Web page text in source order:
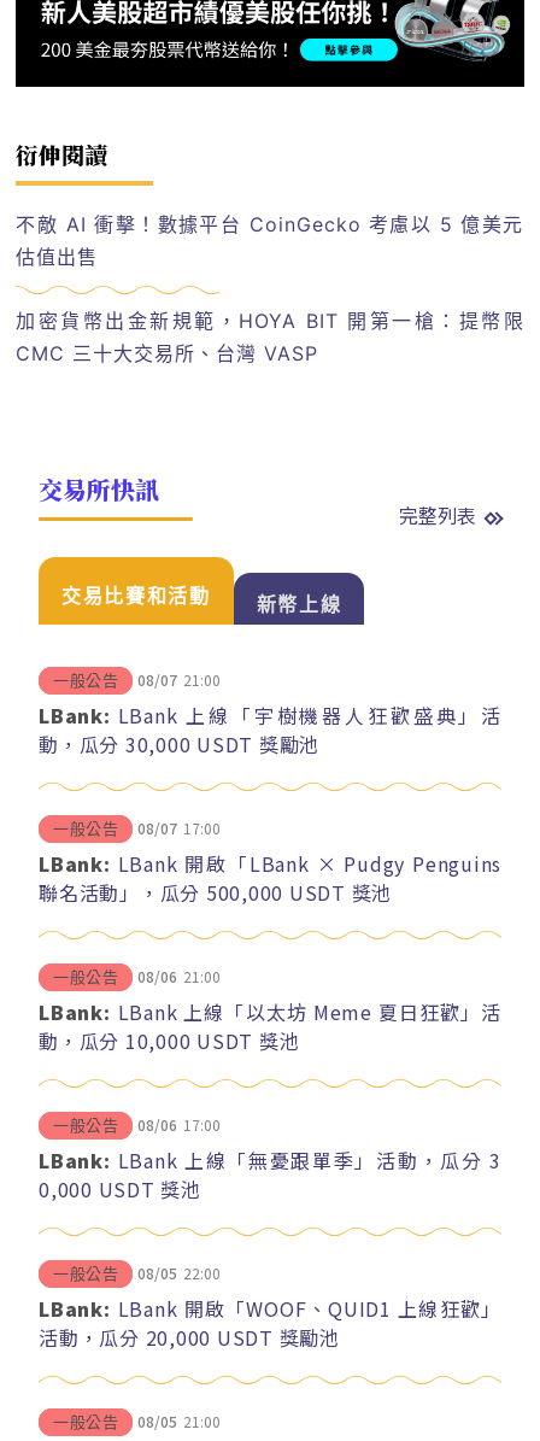
衍伸閱讀
不敵 AI 衝擊！數據平台 CoinGecko 考慮以 5 億美元
估值出售
加密貨幣出金新規範，HOYA BIT 開第一槍：提幣限
CMC 三十大交易所、台灣 VASP
交易所快訊
完整列表
交易比賽和活動 新幣上線
一般公告 08/07 21:00
LBank: LBank 上線「宇樹機器人狂歡盛典」活
動，瓜分 30,000 USDT 獎勵池
一般公告 08/07 17:00
LBank: LBank 開啟「LBank × Pudgy Penguins
聯名活動」，瓜分 500,000 USDT 獎池
一般公告 08/06 21:00
LBank: LBank 上線「以太坊 Meme 夏日狂歡」活
動，瓜分 10,000 USDT 獎池
一般公告 08/06 17:00
LBank: LBank 上線「無憂跟單季」活動，瓜分 3
0,000 USDT 獎池
一般公告 08/05 22:00
LBank: LBank 開啟「WOOF、QUID1 上線狂歡」
活動，瓜分 20,000 USDT 獎勵池
一般公告 08/05 21:00